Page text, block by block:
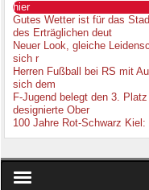
hier
Gutes Wetter ist für das
des Erträglichen deut
Neuer Look, gleiche
sich r
Herren Fußball bei RS mit
sich dem
F-Jugend belegt den 3.
designierte Ober
100 Jahre Rot-Schwarz Kiel :